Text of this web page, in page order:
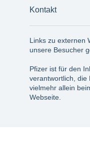
Kontakt
Links zu externen
unsere Besucher
Pfizer ist für den
verantwortlich, die
vielmehr allein
Webseite.